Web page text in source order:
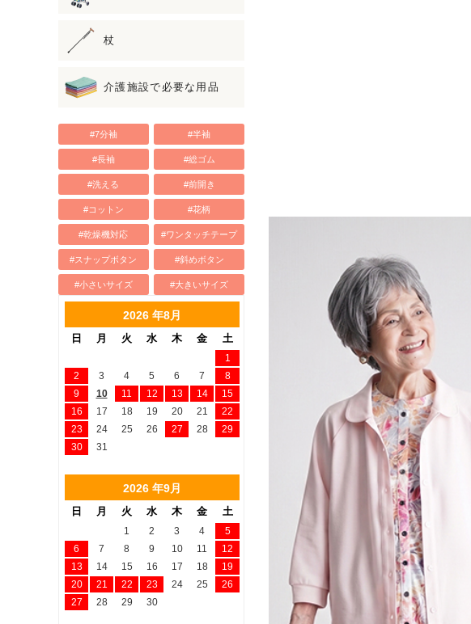
杖
介護施設で必要な用品
#7分袖 #半袖
#長袖 #総ゴム
#洗える #前開き
#コットン #花柄
#乾燥機対応 #ワンタッチテープ
#スナップボタン #斜めボタン
#小さいサイズ #大きいサイズ
2026 年8月
日 月 火 水 木 金 土
1
2
3 4 5 6 7
8
9
10 11 12 13 14
15
16
17 18 19 20 21
22
23
24 25 26 27 28
29
30
31
2026 年9月
日 月 火 水 木 金 土
1 2 3 4
5
6
7 8 9 10 11
12
13
14 15 16 17 18
19
20
21 22 23 24 25
26
27
28 29 30